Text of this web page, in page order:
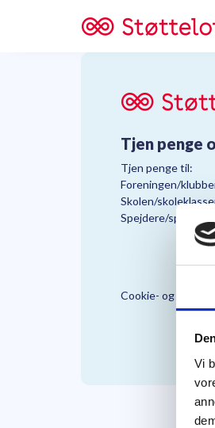
Vi
Tjen penge
Tjen penge til:
Foreningen/
Skolen/
Spejdere/
Cookie- og